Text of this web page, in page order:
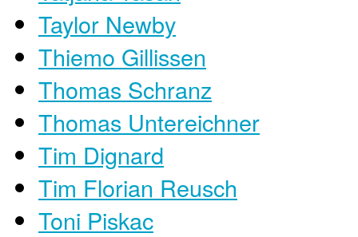
Taylor Newby
Thiemo Gillissen
Thomas Schranz
Thomas Untereichner
Tim Dignard
Tim Florian Reusch
Toni Piskac